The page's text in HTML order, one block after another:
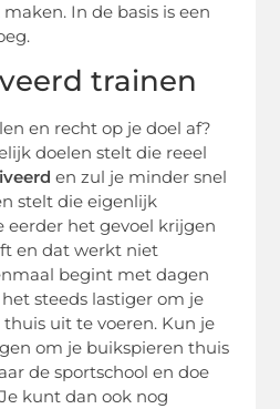
In de basis is een
trainen
en recht op je doel af?
doelen stelt die reeel
en zul je minder snel
stelt die eigenlijk
eerder het gevoel krijgen
en dat werkt niet
begint met dagen
steeds lastiger om je
uit te voeren. Kun je
om je buikspieren thuis
de sportschool en doe
kunt dan ook nog